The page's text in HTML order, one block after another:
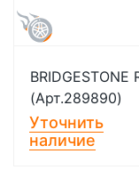
BRIDGESTONE
(Арт.289890)
Уточнить
наличие